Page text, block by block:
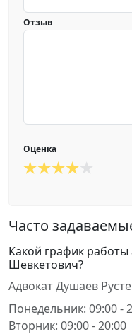
Отзыв
Оценка
Часто
Какой график
Шевкетович?
Адвокат Душаев
Понедельник: 09:00 -
Вторник: 09:00 - 20:00